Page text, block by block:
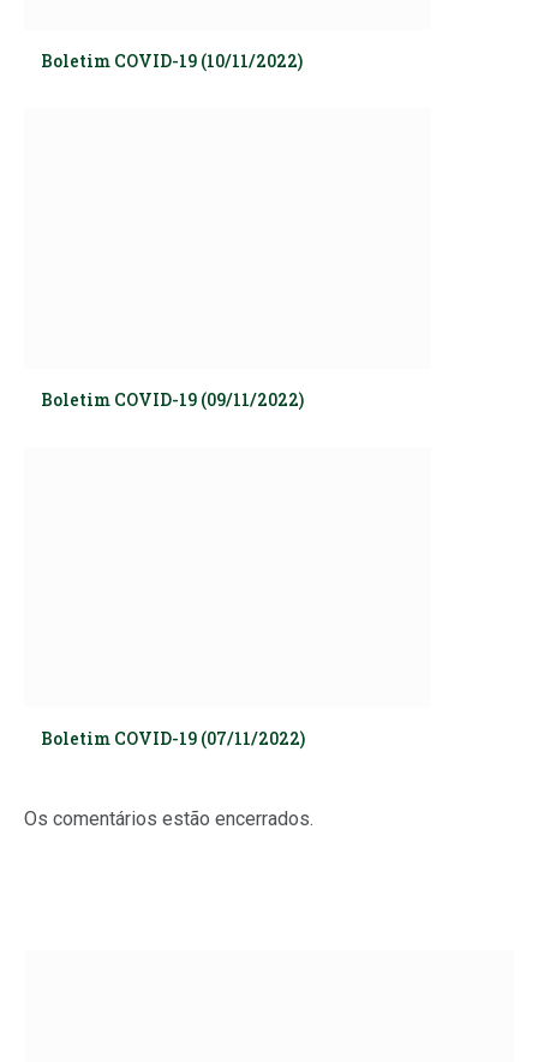
Boletim COVID-19 (10/11/2022)
Boletim COVID-19 (09/11/2022)
Boletim COVID-19 (07/11/2022)
Os comentários estão encerrados.